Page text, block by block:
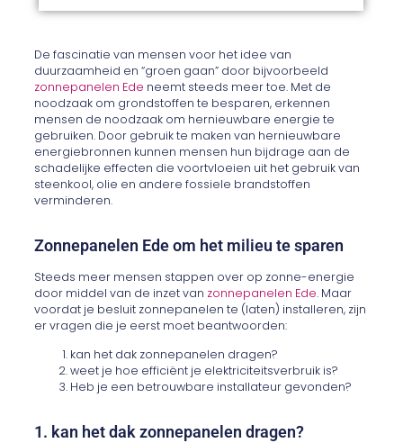
De fascinatie van mensen voor het idee van
duurzaamheid en “groen gaan” door bijvoorbeeld
zonnepanelen Ede neemt steeds meer toe. Met de
noodzaak om grondstoffen te besparen, erkennen
mensen de noodzaak om hernieuwbare energie te
gebruiken. Door gebruik te maken van hernieuwbare
energiebronnen kunnen mensen hun bijdrage aan de
schadelijke effecten die voortvloeien uit het gebruik van
steenkool, olie en andere fossiele brandstoffen
verminderen.
Zonnepanelen Ede om het milieu te sparen
Steeds meer mensen stappen over op zonne-energie
door middel van de inzet van zonnepanelen Ede. Maar
voordat je besluit zonnepanelen te (laten) installeren, zijn
er vragen die je eerst moet beantwoorden:
kan het dak zonnepanelen dragen?
weet je hoe efficiënt je elektriciteitsverbruik is?
Heb je een betrouwbare installateur gevonden?
1. kan het dak zonnepanelen dragen?